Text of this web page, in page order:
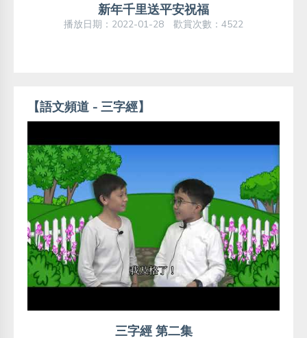
新年千里送平安祝福
播放日期：2022-01-28 歡賞次數：4522
【語文頻道 - 三字經】
三字經 第二集